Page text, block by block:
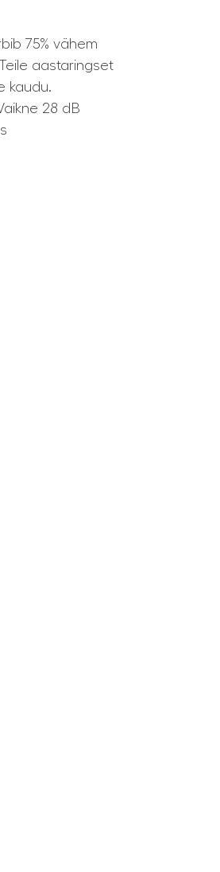
75% vähem
aastaringset
kaudu.
28 dB